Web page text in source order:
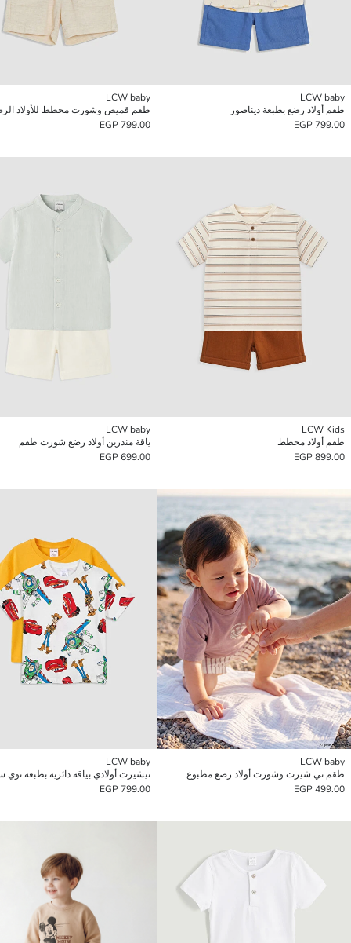
LCW baby
طقم أولاد رضع بطبعة ديناصور
799.00 EGP
LCW baby
799.00 EGP
LCW Kids
طقم أولاد مخطط
899.00 EGP
LCW baby
ياقة مندرين أولاد رضع شورت طقم
699.00 EGP
LCW baby
طقم تي شيرت وشورت أولاد رضع مطبوع
499.00 EGP
LCW baby
799.00 EGP